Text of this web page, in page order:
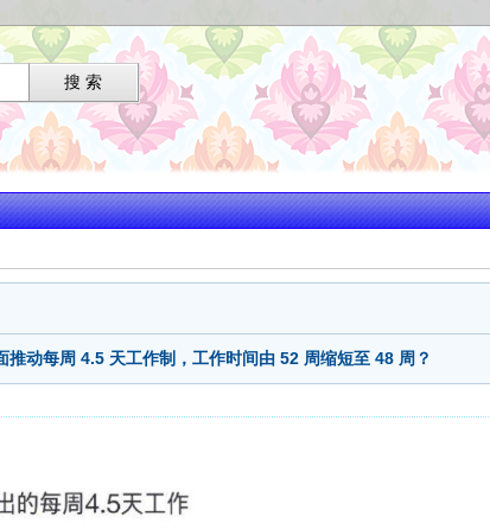
推动每周 4.5 天工作制，工作时间由 52 周缩短至 48 周？